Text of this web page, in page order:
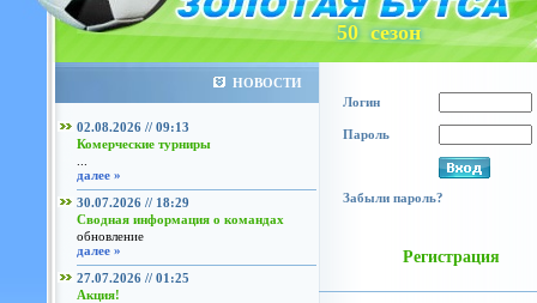
50 сезон
НОВОСТИ
02.08.2026 // 09:13
Комерческие турниры
далее »
30.07.2026 // 18:29
Сводная информация о командах
обновление
далее »
27.07.2026 // 01:25
Акция!
Логин
Пароль
Забыли пароль?
Регистрация